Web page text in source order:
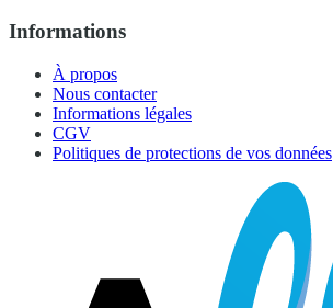
Informations
À propos
Nous contacter
Informations légales
CGV
Politiques de protections de vos données